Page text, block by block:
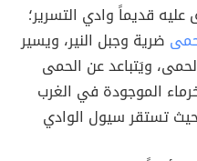
قديماً وادي التسرير؛
ضرية وجبل النير، ويسير
ويَتباعد عن الحمى
الموجودة في الغرب
تستقر سيول الوادي